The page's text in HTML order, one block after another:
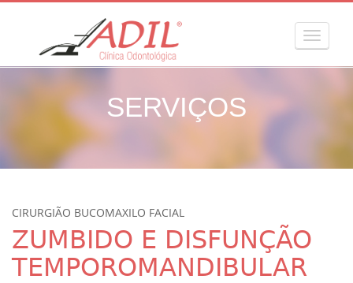
MENU
SERVIÇOS
CIRURGIÃO BUCOMAXILO FACIAL
ZUMBIDO E DISFUNÇÃO
TEMPOROMANDIBULAR